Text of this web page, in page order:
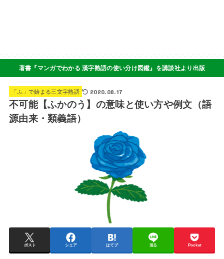
著書『マンガでわかる 漢字熟語の使い分け図鑑』を講談社より出版
「ふ」で始まる三文字熟語 2020.08.17
不可能【ふかのう】の意味と使い方や例文（語
源由来・類義語）
ポスト シェア はてブ 送る Pocket